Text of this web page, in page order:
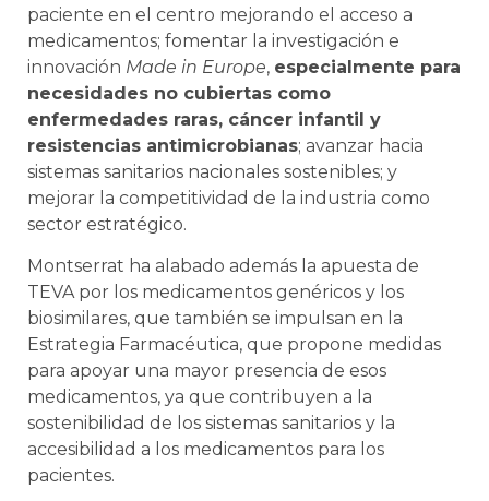
paciente en el centro mejorando el acceso a
medicamentos; fomentar la investigación e
innovación Made in Europe, especialmente para
necesidades no cubiertas como
enfermedades raras, cáncer infantil y
resistencias antimicrobianas; avanzar hacia
sistemas sanitarios nacionales sostenibles; y
mejorar la competitividad de la industria como
sector estratégico.
Montserrat ha alabado además la apuesta de
TEVA por los medicamentos genéricos y los
biosimilares, que también se impulsan en la
Estrategia Farmacéutica, que propone medidas
para apoyar una mayor presencia de esos
medicamentos, ya que contribuyen a la
sostenibilidad de los sistemas sanitarios y la
accesibilidad a los medicamentos para los
pacientes.